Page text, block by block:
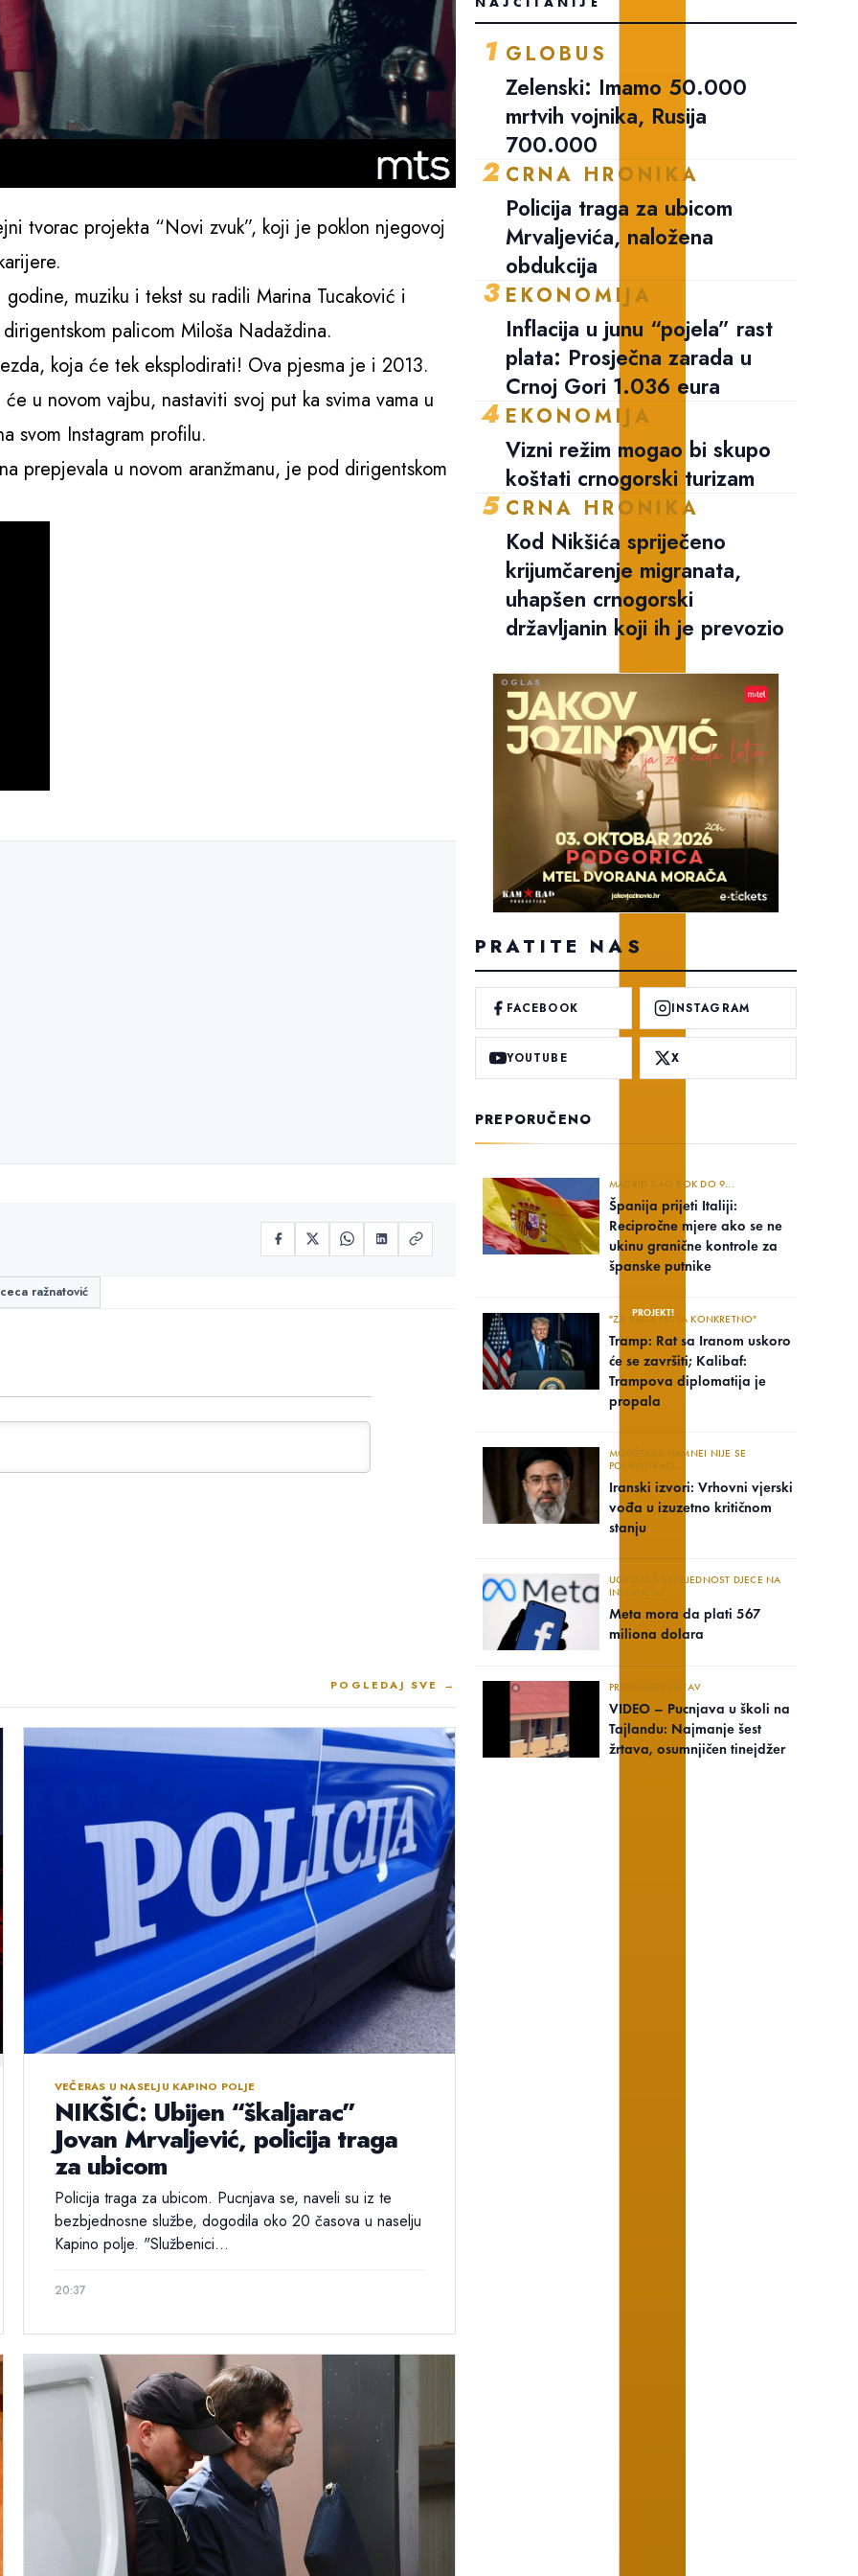
PROJEKTI
tvorac projekta “Novi zvuk”, koji je poklon njegovoj
muziku i tekst su radili Marina Tucaković i
palicom Miloša Nadaždina.
koja će tek eksplodirati! Ova pjesma je i 2013.
u novom vajbu, nastaviti svoj put ka svima vama u
svom Instagram profilu.
prepjevala u novom aranžmanu, je pod dirigentskom
ražnatović
POGLEDAJ SVE →
VEČERAS U NASELJU KAPINO POLJE
NIKŠIĆ: Ubijen “škaljarac”
Jovan Mrvaljević, policija traga
za ubicom
Policija traga za ubicom. Pucnjava se, naveli su iz te
bezbjednosne službe, dogodila oko 20 časova u naselju
Kapino polje. "Službenici...
20:37
1 GLOBUS
Zelenski: Imamo 50.000
mrtvih vojnika, Rusija
700.000
2 CRNA HRONIKA
Policija traga za ubicom
Mrvaljevića, naložena
obdukcija
3 EKONOMIJA
Inflacija u junu “pojela” rast
plata: Prosječna zarada u
Crnoj Gori 1.036 eura
4 EKONOMIJA
Vizni režim mogao bi skupo
koštati crnogorski turizam
5 CRNA HRONIKA
Kod Nikšića spriječeno
krijumčarenje migranata,
uhapšen crnogorski
državljanin koji ih je prevozio
PRATITE NAS
FACEBOOK INSTAGRAM
YOUTUBE X
PREPORUČENO
MADRID DAO ROK DO 9...
Španija prijeti Italiji:
Recipročne mjere ako se ne
ukinu granične kontrole za
španske putnike
"ZA SADA NIŠTA KONKRETNO"
Tramp: Rat sa Iranom uskoro
će se završiti; Kalibaf:
Trampova diplomatija je
propala
MODŽTABA HAMNEI NIJE SE
POJAVLJIVAO..
Iranski izvori: Vrhovni vjerski
vođa u izuzetno kritičnom
stanju
UGROZILA BEZBJEDNOST DJECE NA
INTERNETU
Meta mora da plati 567
miliona dolara
PRONAĐEN MRTAV
VIDEO – Pucnjava u školi na
Tajlandu: Najmanje šest
žrtava, osumnjičen tinejdžer